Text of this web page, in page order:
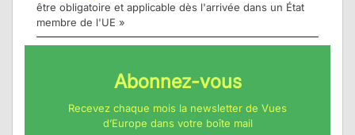
être obligatoire et applicable dès l'arrivée dans un État
membre de l'UE »
Abonnez-vous
Recevez chaque mois la newsletter de Vues
d’Europe dans votre boîte mail